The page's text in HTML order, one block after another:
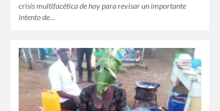
crisis multifacética de hoy para revisar un importante
intento de…